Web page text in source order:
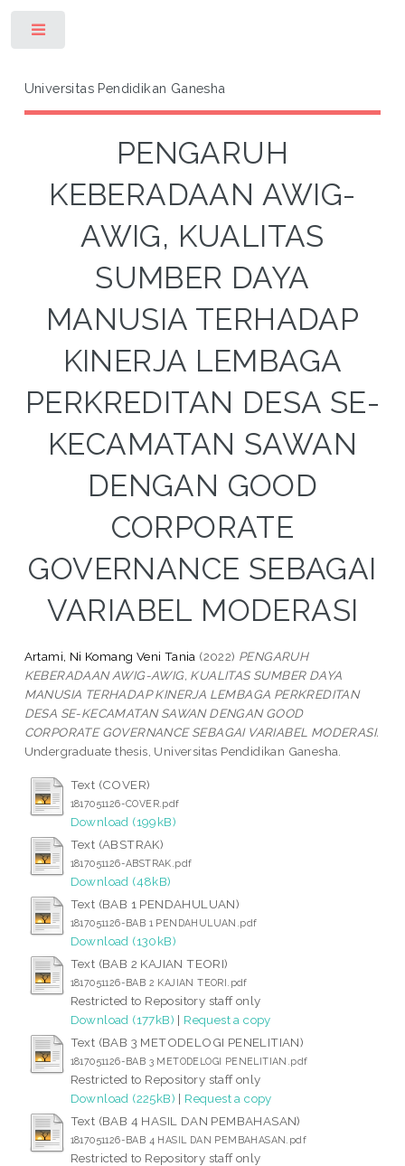
Universitas Pendidikan Ganesha
PENGARUH
KEBERADAAN AWIG-
AWIG, KUALITAS
SUMBER DAYA
MANUSIA TERHADAP
KINERJA LEMBAGA
PERKREDITAN DESA SE-
KECAMATAN SAWAN
DENGAN GOOD
CORPORATE
GOVERNANCE SEBAGAI
VARIABEL MODERASI
Artami, Ni Komang Veni Tania (2022) PENGARUH
KEBERADAAN AWIG-AWIG, KUALITAS SUMBER DAYA
MANUSIA TERHADAP KINERJA LEMBAGA PERKREDITAN
DESA SE-KECAMATAN SAWAN DENGAN GOOD
CORPORATE GOVERNANCE SEBAGAI VARIABEL MODERASI.
Undergraduate thesis, Universitas Pendidikan Ganesha.
Text (COVER)
1817051126-COVER.pdf
Download (199kB)
Text (ABSTRAK)
1817051126-ABSTRAK.pdf
Download (48kB)
Text (BAB 1 PENDAHULUAN)
1817051126-BAB 1 PENDAHULUAN.pdf
Download (130kB)
Text (BAB 2 KAJIAN TEORI)
1817051126-BAB 2 KAJIAN TEORI.pdf
Restricted to Repository staff only
Download (177kB) | Request a copy
Text (BAB 3 METODELOGI PENELITIAN)
1817051126-BAB 3 METODELOGI PENELITIAN.pdf
Restricted to Repository staff only
Download (225kB) | Request a copy
Text (BAB 4 HASIL DAN PEMBAHASAN)
1817051126-BAB 4 HASIL DAN PEMBAHASAN.pdf
Restricted to Repository staff only